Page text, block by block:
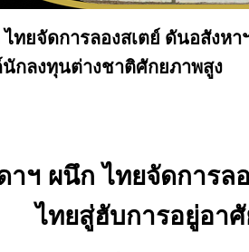
ทยจัดการลองสเตย์ ดันอสังหา
กลงทุนต่างชาติศักยภาพสูง
าฯ ผนึก ไทยจัดการล
ไทยสู่ฮับการอยู่อาศั